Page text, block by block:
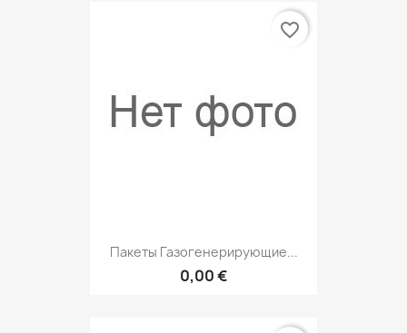
Пакеты Газогенерирующие...
0,00 €
favorite_border